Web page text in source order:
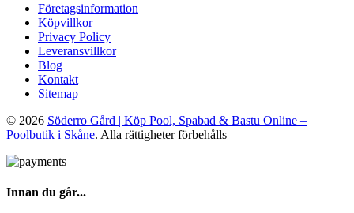
Företagsinformation
Köpvillkor
Privacy Policy
Leveransvillkor
Blog
Kontakt
Sitemap
© 2026 Söderro Gård | Köp Pool, Spabad & Bastu Online –
Poolbutik i Skåne. Alla rättigheter förbehålls
Innan du går...